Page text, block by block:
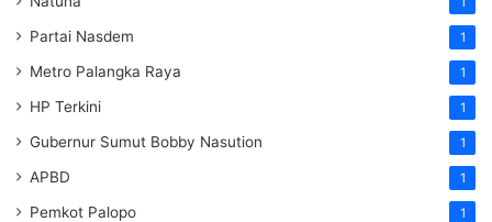
Partai Nasdem 1
Metro Palangka Raya 1
HP Terkini 1
Gubernur Sumut Bobby Nasution 1
APBD 1
Pemkot Palopo 1